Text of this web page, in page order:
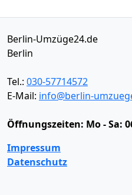
Berlin-Umzüge24.de
Berlin
Tel.: 030-57714572
E-Mail: info@berlin-
Öffnungszeiten: Mo - Sa:
Impressum
Datenschutz